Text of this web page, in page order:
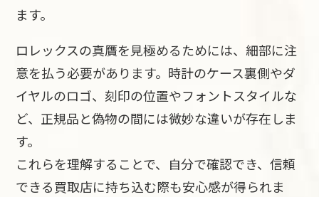
ます。
ロレックスの真贋を見極めるためには、細部に注
意を払う必要があります。時計のケース裏側やダ
イヤルのロゴ、刻印の位置やフォントスタイルな
ど、正規品と偽物の間には微妙な違いが存在しま
す。
これらを理解することで、自分で確認でき、信頼
できる買取店に持ち込む際も安心感が得られま